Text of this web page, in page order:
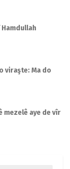
Hamdullah
viraşte: Ma do
mezelê aye de vîr